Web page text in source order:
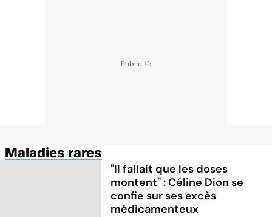
Maladies rares
"Il fallait que les doses
montent" : Céline Dion se
confie sur ses excès
médicamenteux